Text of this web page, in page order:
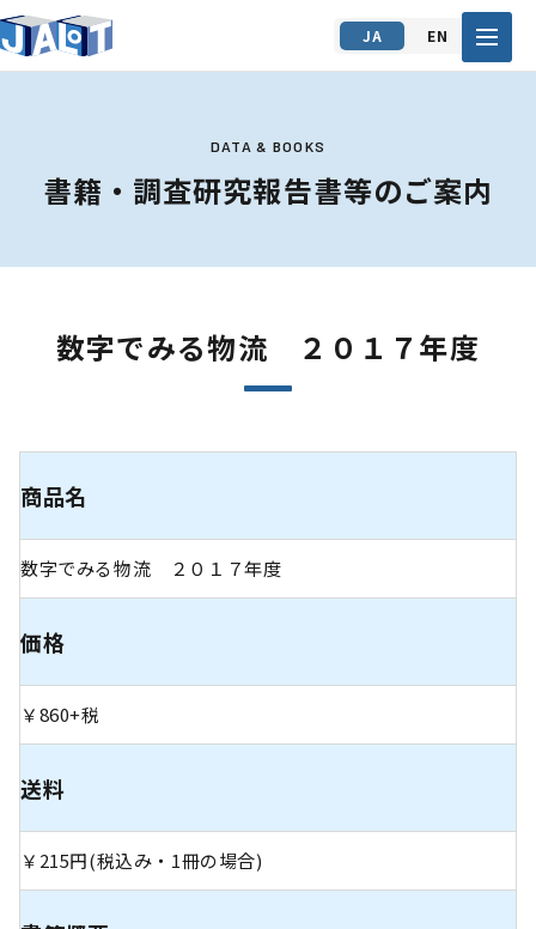
JA EN
DATA & BOOKS
書籍・調査研究報告書等のご案内
数字でみる物流 ２０１７年度
商品名
数字でみる物流 ２０１７年度
価格
￥860+税
送料
￥215円(税込み・1冊の場合)